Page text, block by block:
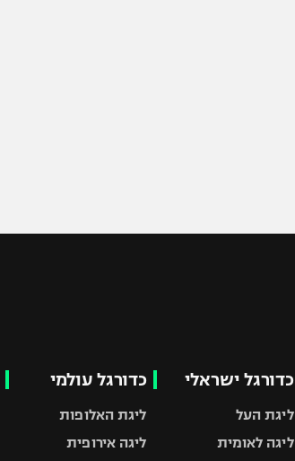
כדורגל ישראלי
ליגת העל
ליגה לאומית
כדורגל עולמי
ליגת האלופות
ליגה אירופית